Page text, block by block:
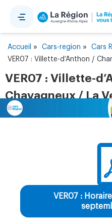
Accueil » Cars-region » Cars
VER07 : Villette-d’Anthon /
VER07 : Villette-
Chavagneux / La
VER07 :